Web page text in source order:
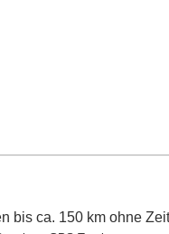
bis ca. 150 km ohne